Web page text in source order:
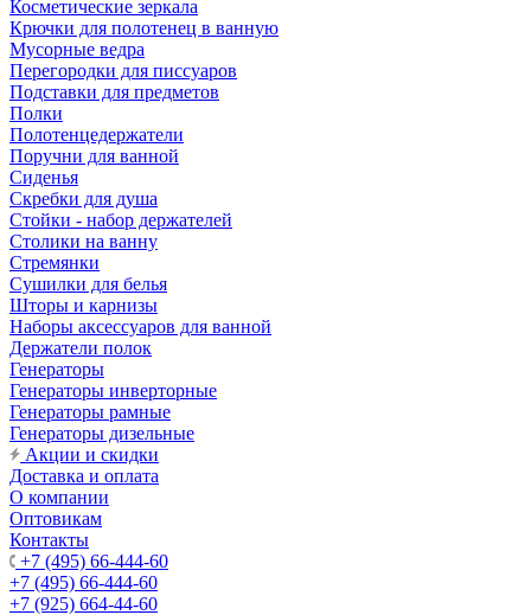
Косметические зеркала
Крючки для полотенец в ванную
Мусорные ведра
Перегородки для писсуаров
Подставки для предметов
Полки
Полотенцедержатели
Поручни для ванной
Сиденья
Скребки для душа
Стойки - набор держателей
Столики на ванну
Стремянки
Сушилки для белья
Шторы и карнизы
Наборы аксессуаров для ванной
Держатели полок
Генераторы
Генераторы инверторные
Генераторы рамные
Генераторы дизельные
Акции и скидки
Доставка и оплата
О компании
Оптовикам
Контакты
+7 (495) 66-444-60
+7 (495) 66-444-60
+7 (925) 664-44-60